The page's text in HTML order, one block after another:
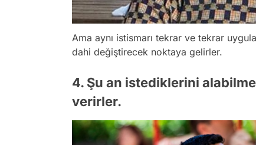
Ama aynı istismarı tekrar ve tekrar
dahi değiştirecek noktaya gelirler.
4. Şu an istediklerini
verirler.